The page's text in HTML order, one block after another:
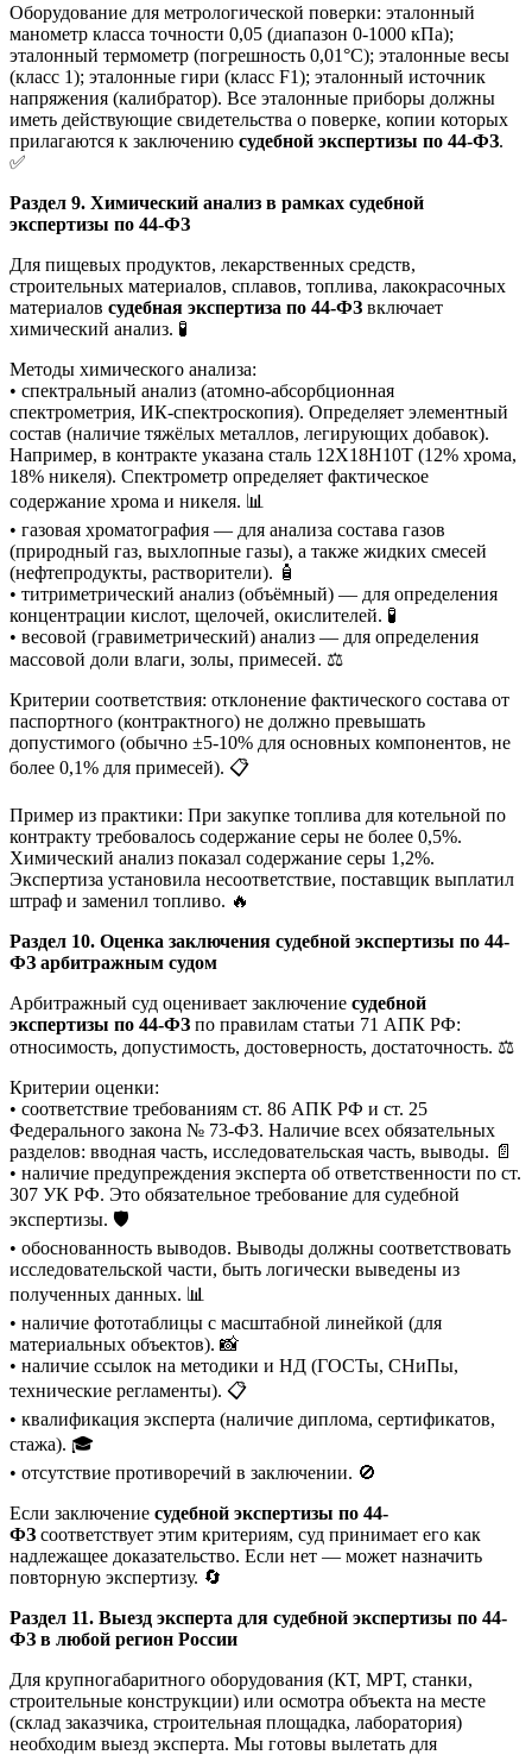
Оборудование для метрологической поверки: эталонный
манометр класса точности 0,05 (диапазон 0-1000 кПа);
эталонный термометр (погрешность 0,01°C); эталонные весы
(класс 1); эталонные гири (класс F1); эталонный источник
напряжения (калибратор). Все эталонные приборы должны
иметь действующие свидетельства о поверке, копии которых
прилагаются к заключению судебной экспертизы по 44-ФЗ.
✅
Раздел 9. Химический анализ в рамках судебной
экспертизы по 44-ФЗ
Для пищевых продуктов, лекарственных средств,
строительных материалов, сплавов, топлива, лакокрасочных
материалов судебная экспертиза по 44-ФЗ включает
химический анализ. 🧪
Методы химического анализа:
• спектральный анализ (атомно-абсорбционная
спектрометрия, ИК-спектроскопия). Определяет элементный
состав (наличие тяжёлых металлов, легирующих добавок).
Например, в контракте указана сталь 12Х18Н10Т (12% хрома,
18% никеля). Спектрометр определяет фактическое
содержание хрома и никеля. 📊
• газовая хроматография — для анализа состава газов
(природный газ, выхлопные газы), а также жидких смесей
(нефтепродукты, растворители). 🧴
• титриметрический анализ (объёмный) — для определения
концентрации кислот, щелочей, окислителей. 🧪
• весовой (гравиметрический) анализ — для определения
массовой доли влаги, золы, примесей. ⚖️
Критерии соответствия: отклонение фактического состава от
паспортного (контрактного) не должно превышать
допустимого (обычно ±5-10% для основных компонентов, не
более 0,1% для примесей). 📋
Пример из практики: При закупке топлива для котельной по
контракту требовалось содержание серы не более 0,5%.
Химический анализ показал содержание серы 1,2%.
Экспертиза установила несоответствие, поставщик выплатил
штраф и заменил топливо. 🔥
Раздел 10. Оценка заключения судебной экспертизы по 44-
ФЗ арбитражным судом
Арбитражный суд оценивает заключение судебной
экспертизы по 44-ФЗ по правилам статьи 71 АПК РФ:
относимость, допустимость, достоверность, достаточность. ⚖️
Критерии оценки:
• соответствие требованиям ст. 86 АПК РФ и ст. 25
Федерального закона № 73-ФЗ. Наличие всех обязательных
разделов: вводная часть, исследовательская часть, выводы. 📄
• наличие предупреждения эксперта об ответственности по ст.
307 УК РФ. Это обязательное требование для судебной
экспертизы. 🛡️
• обоснованность выводов. Выводы должны соответствовать
исследовательской части, быть логически выведены из
полученных данных. 📊
• наличие фототаблицы с масштабной линейкой (для
материальных объектов). 📸
• наличие ссылок на методики и НД (ГОСТы, СНиПы,
технические регламенты). 📋
• квалификация эксперта (наличие диплома, сертификатов,
стажа). 🎓
• отсутствие противоречий в заключении. 🚫
Если заключение судебной экспертизы по 44-
ФЗ соответствует этим критериям, суд принимает его как
надлежащее доказательство. Если нет — может назначить
повторную экспертизу. 🔄
Раздел 11. Выезд эксперта для судебной экспертизы по 44-
ФЗ в любой регион России
Для крупногабаритного оборудования (КТ, МРТ, станки,
строительные конструкции) или осмотра объекта на месте
(склад заказчика, строительная площадка, лаборатория)
необходим выезд эксперта. Мы готовы вылетать для